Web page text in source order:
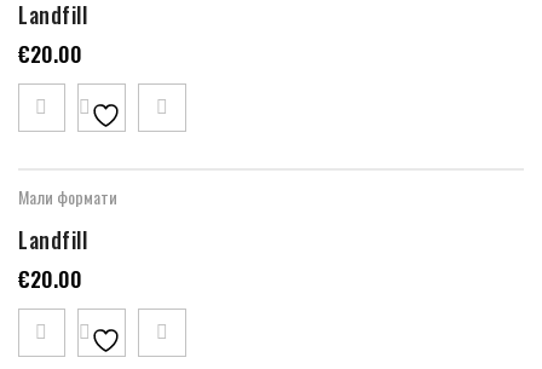
Landfill
€20.00
Мали формати
Landfill
€20.00